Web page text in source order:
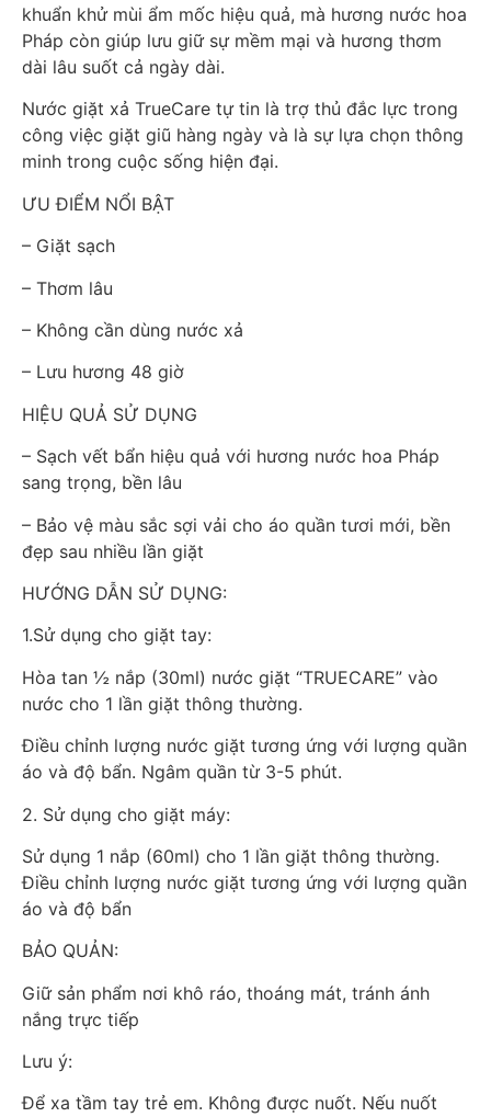
khuẩn khử mùi ẩm mốc hiệu quả, mà hương nước hoa
Pháp còn giúp lưu giữ sự mềm mại và hương thơm
dài lâu suốt cả ngày dài.
Nước giặt xả TrueCare tự tin là trợ thủ đắc lực trong
công việc giặt giũ hàng ngày và là sự lựa chọn thông
minh trong cuộc sống hiện đại.
ƯU ĐIỂM NỔI BẬT
– Giặt sạch
– Thơm lâu
– Không cần dùng nước xả
– Lưu hương 48 giờ
HIỆU QUẢ SỬ DỤNG
– Sạch vết bẩn hiệu quả với hương nước hoa Pháp
sang trọng, bền lâu
– Bảo vệ màu sắc sợi vải cho áo quần tươi mới, bền
đẹp sau nhiều lần giặt
HƯỚNG DẪN SỬ DỤNG:
1.Sử dụng cho giặt tay:
Hòa tan ½ nắp (30ml) nước giặt “TRUECARE” vào
nước cho 1 lần giặt thông thường.
Điều chỉnh lượng nước giặt tương ứng với lượng quần
áo và độ bẩn. Ngâm quần từ 3-5 phút.
2. Sử dụng cho giặt máy:
Sử dụng 1 nắp (60ml) cho 1 lần giặt thông thường.
Điều chỉnh lượng nước giặt tương ứng với lượng quần
áo và độ bẩn
BẢO QUẢN:
Giữ sản phẩm nơi khô ráo, thoáng mát, tránh ánh
nắng trực tiếp
Lưu ý:
Để xa tầm tay trẻ em. Không được nuốt. Nếu nuốt